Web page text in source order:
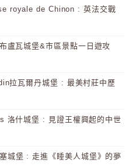
royale de Chinon : 英法交戰
盧瓦城堡&市區景點一日遊攻
拉瓦爾丹城堡 : 最美村莊中歷
洛什城堡 : 見證王權興起的中世
城堡 : 走進《睡美人城堡》的夢